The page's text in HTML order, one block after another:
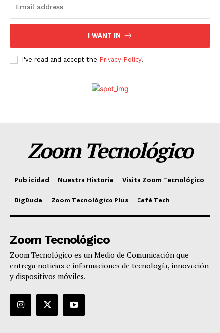
I WANT IN
I've read and accept the Privacy Policy.
Zoom Tecnológico
Publicidad Nuestra Historia Visita Zoom Tecnológico
BigBuda Zoom Tecnológico Plus Café Tech
Zoom Tecnológico
Zoom Tecnológico es un Medio de Comunicación que
entrega noticias e informaciones de tecnología, innovación
y dispositivos móviles.